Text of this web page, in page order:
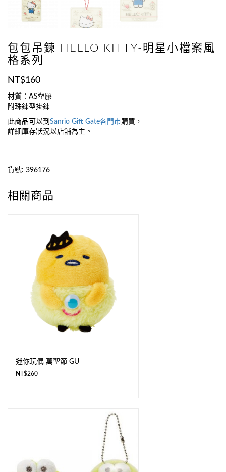
包包吊鍊 HELLO KITTY-明星小檔案風
格系列
NT$160
材質：AS塑膠
附珠鍊型掛鍊
此商品可以到 Sanrio Gift Gate各門市 購買，
詳細庫存狀況以店舖為主。
貨號: 396176
相關商品
迷你玩偶 萬聖節 GU
NT$260